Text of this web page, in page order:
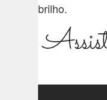
brilho.